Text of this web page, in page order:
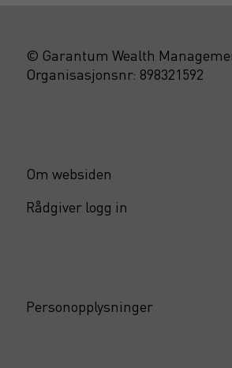
© Garantum Wealth
Organisasjonsnr: 898321592
Om websiden
Rådgiver logg in
Personopplysninger